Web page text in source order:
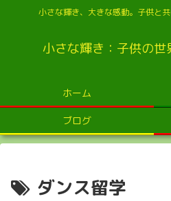
小さな輝き、大きな感動。子供と
小さな輝き：子供の
ホーム
ブログ
ダンス留学